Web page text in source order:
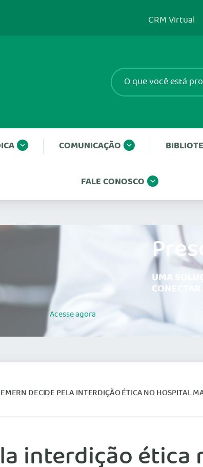
CRM Virtual
COMUNICAÇÃO
FALE CONOSCO
Acesseagora
UMA
DECIDE PELA INTERDIÇÃO ÉTICA NO HOSPITAL
interdição